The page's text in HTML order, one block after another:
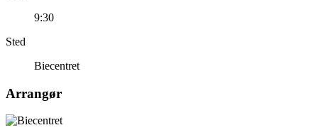
9:30
Sted
Biecentret
Arrangør